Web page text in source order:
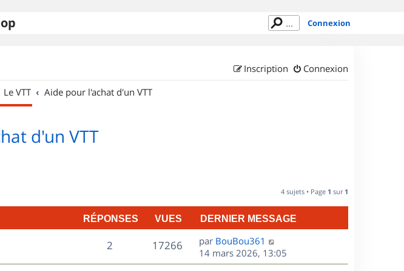
Connexion
Connexion
Inscription
Le VTT Aide pour l'achat d'un VTT
d'un VTT
4 sujets • Page 1 sur 1
RÉPONSES VUES DERNIER MESSAGE
2R
é
17266V
u
D
e
r
par BouBou361
14 mars 2026, 13:05